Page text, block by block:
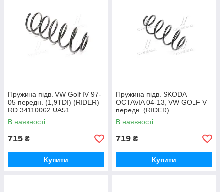
Пружина підв. VW Golf IV 97-
05 передн. (1,9TDI) (RIDER)
RD.34110062 UA51
В наявності
715 ₴
Купити
Пружина підв. SKODA
OCTAVIA 04-13, VW GOLF V
передн. (RIDER)
RD.34110113 UA51
В наявності
719 ₴
Купити